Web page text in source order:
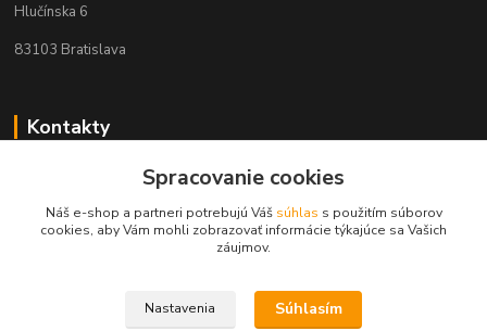
Hlučínska 6
83103 Bratislava
Kontakty
+421 908 678 479
info@audiovideoshop.sk
Spracovanie cookies
Náš e-shop a partneri potrebujú Váš súhlas s použitím súborov
cookies, aby Vám mohli zobrazovať informácie týkajúce sa Vašich
záujmov.
Nastavenia Súhlasím